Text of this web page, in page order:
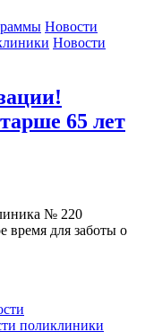
Новости
Новости
65 лет
№ 220
время для заботы о
поликлиники